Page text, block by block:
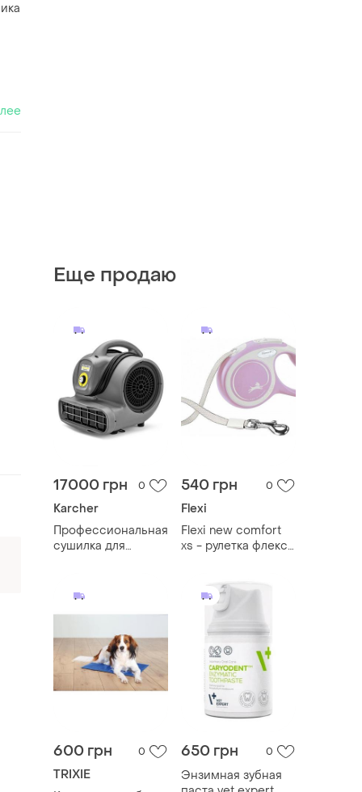
Еще продаю
17000 грн 0
Karcher
Профессиональная
сушилка для
трёступенчатым
промышленный
вентилятор кёрхер
540 грн 0
Flexi
Flexi new comfort
xs - рулетка флекси
уценка уценка
рулетка
600 грн 0
TRIXIE
650 грн 0
Энзимная зубная